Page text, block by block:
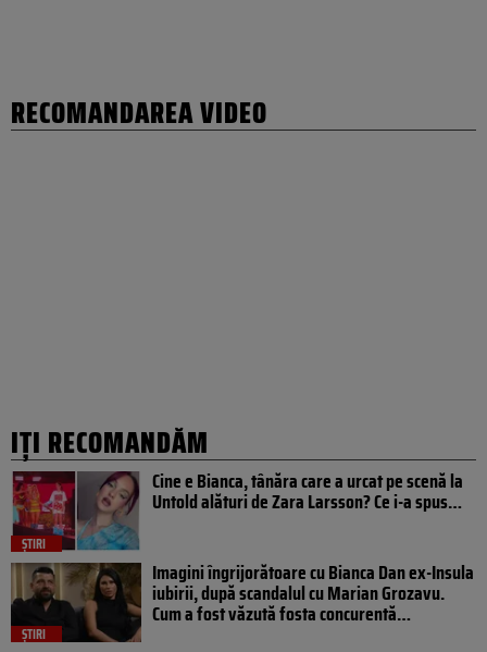
RECOMANDAREA VIDEO
IȚI RECOMANDĂM
ȘTIRI
Cine e Bianca, tânăra care a urcat pe scenă la
Untold alături de Zara Larsson? Ce i-a spus…
ȘTIRI
Imagini îngrijorătoare cu Bianca Dan ex-Insula
iubirii, după scandalul cu Marian Grozavu.
Cum a fost văzută fosta concurentă…